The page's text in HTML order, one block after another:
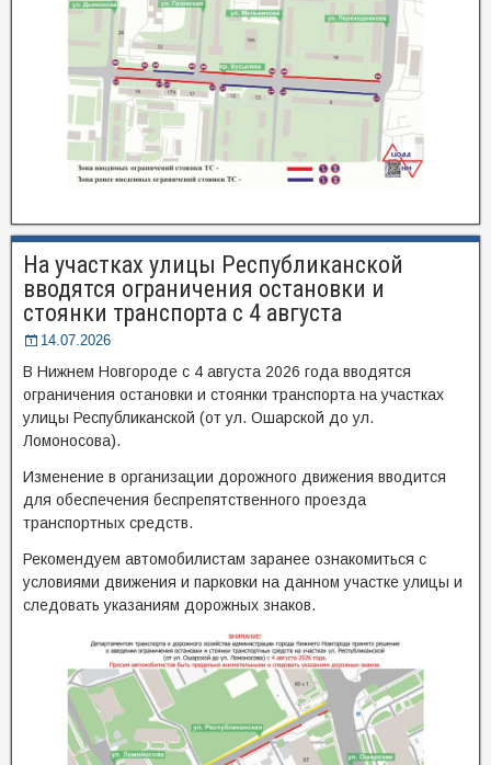
На участках улицы Республиканской
вводятся ограничения остановки и
стоянки транспорта с 4 августа
14.07.2026
В Нижнем Новгороде с 4 августа 2026 года вводятся
ограничения остановки и стоянки транспорта на участках
улицы Республиканской (от ул. Ошарской до ул.
Ломоносова).
Изменение в организации дорожного движения вводится
для обеспечения беспрепятственного проезда
транспортных средств.
Рекомендуем автомобилистам заранее ознакомиться с
условиями движения и парковки на данном участке улицы и
следовать указаниям дорожных знаков.